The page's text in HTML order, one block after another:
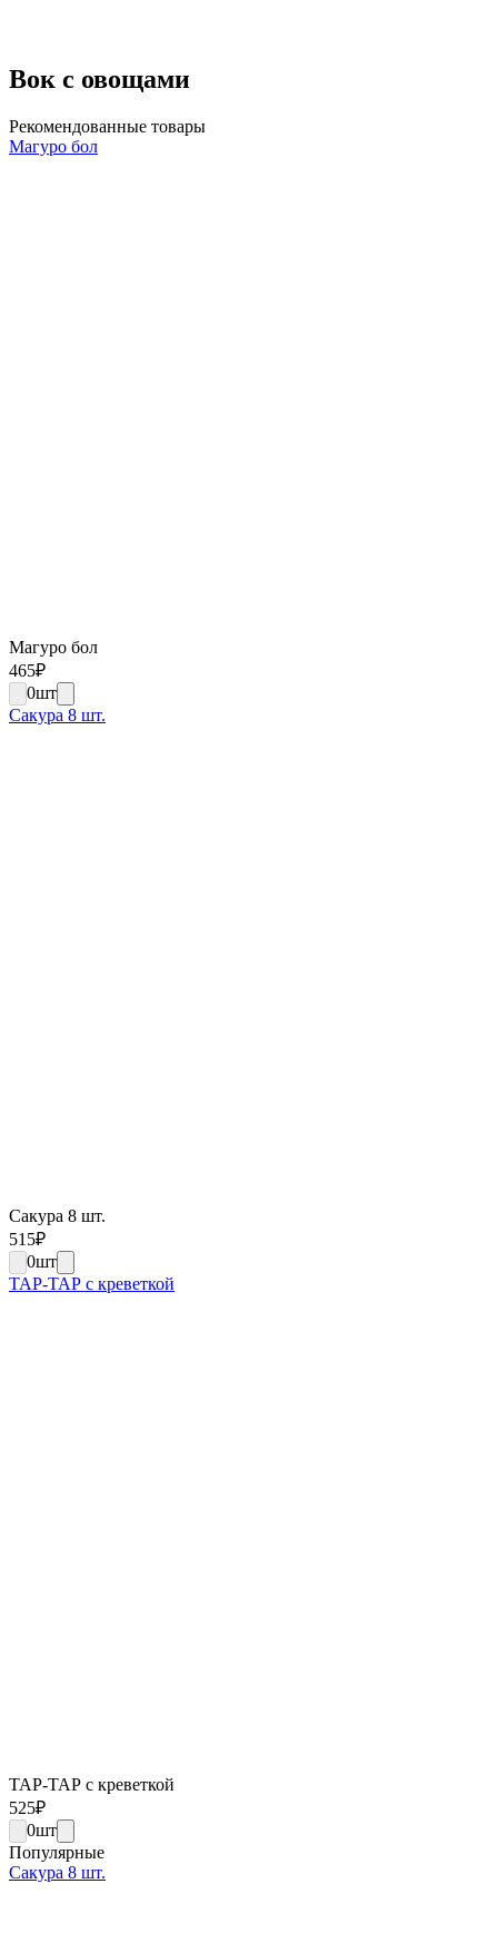
Вок с овощами
Рекомендованные товары
Магуро бол
Магуро бол
465₽
0шт
Сакура 8 шт.
Сакура 8 шт.
515₽
0шт
ТАР-ТАР с креветкой
ТАР-ТАР с креветкой
525₽
0шт
Популярные
Сакура 8 шт.